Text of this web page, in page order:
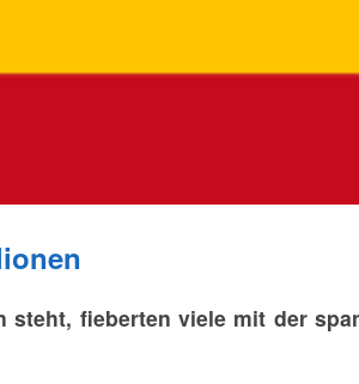
fieberten viele mit der